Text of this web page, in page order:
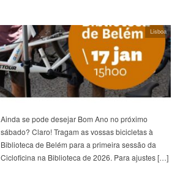
Ainda se pode desejar Bom Ano no próximo
sábado? Claro! Tragam as vossas bicicletas à
Biblioteca de Belém para a primeira sessão da
Cicloficina na Biblioteca de 2026. Para ajustes […]
Lisboa